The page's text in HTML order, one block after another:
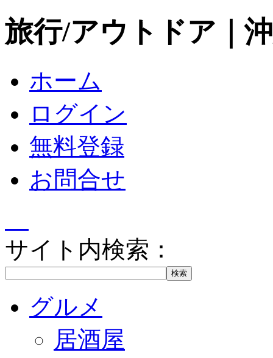
旅行/アウトドア｜
ホーム
ログイン
無料登録
お問合せ
サイト内検索：
グルメ
居酒屋